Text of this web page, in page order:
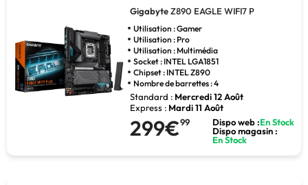
GigabyteZ890 EAGLE WIFI7 P
Utilisation : Gamer
Utilisation : Pro
Utilisation : Multimédia
Socket : INTEL LGA1851
Chipset : INTEL Z890
Nombre de barrettes : 4
Standard : Mercredi 12 Août
Express : Mardi 11 Août
299€99 Dispo web :En Stock
Dispo magasin :
En Stock